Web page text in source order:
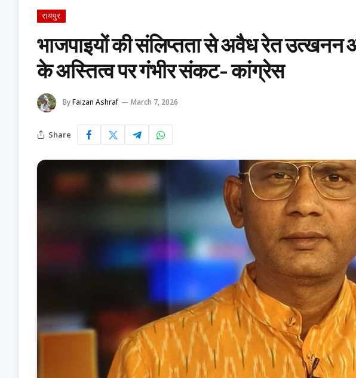
रायपुर
भाजपाइयों की संलिप्तता से अवैध रेत उत्खनन
के अस्तित्व पर गंभीर संकट- कांग्रेस
ByFaizan Ashraf March 7, 2026
Share